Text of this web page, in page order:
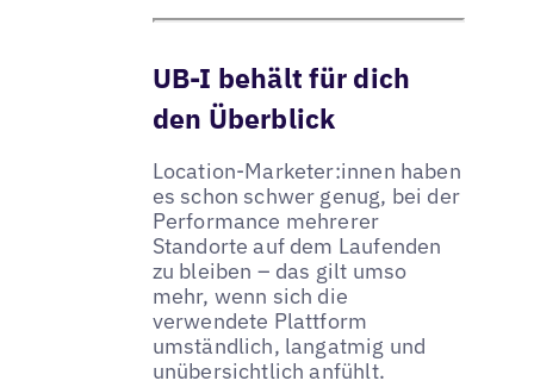
UB-I behält für dich
den Überblick
Location-Marketer:innen haben
es schon schwer genug, bei der
Performance mehrerer
Standorte auf dem Laufenden
zu bleiben – das gilt umso
mehr, wenn sich die
verwendete Plattform
umständlich, langatmig und
unübersichtlich anfühlt.